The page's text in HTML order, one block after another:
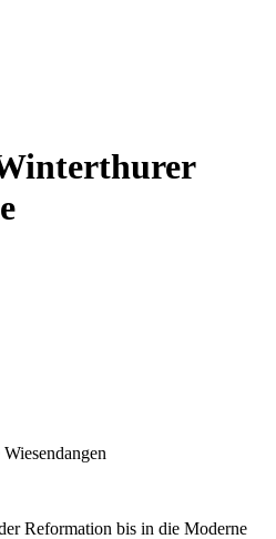
Reformation bis in die Moderne